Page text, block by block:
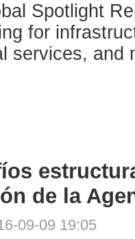
Spotlight
for
services, and
de la
09-09 19:05